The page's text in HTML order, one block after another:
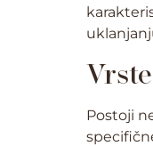
Postoji